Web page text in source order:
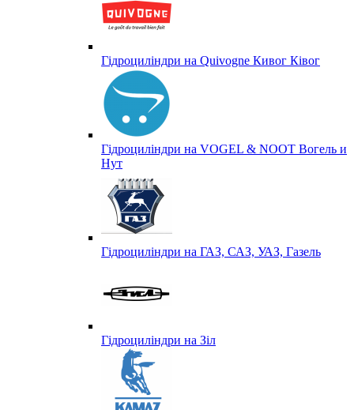
Гідроциліндри на Quivogne Кивог Ківог
Гідроциліндри на VOGEL & NOOT Вогель и
Нут
Гідроциліндри на ГАЗ, САЗ, УАЗ, Газель
Гідроциліндри на Зіл